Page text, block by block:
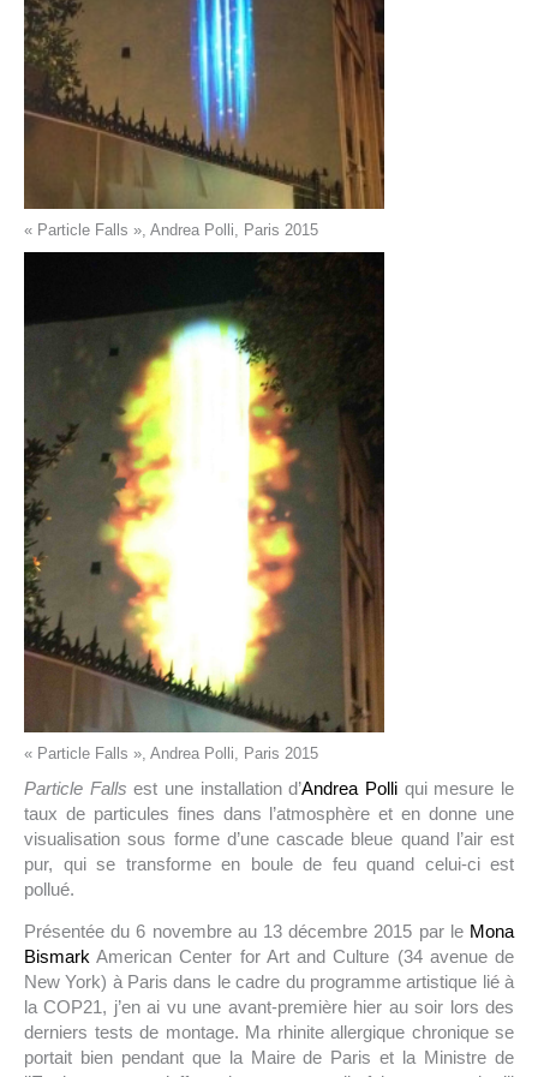
« Particle Falls », Andrea Polli, Paris 2015
« Particle Falls », Andrea Polli, Paris 2015
Particle Falls est une installation d’Andrea Polli qui mesure le
taux de particules fines dans l’atmosphère et en donne une
visualisation sous forme d’une cascade bleue quand l’air est
pur, qui se transforme en boule de feu quand celui-ci est
pollué.
Présentée du 6 novembre au 13 décembre 2015 par le Mona
Bismark American Center for Art and Culture (34 avenue de
New York) à Paris dans le cadre du programme artistique lié à
la COP21, j’en ai vu une avant-première hier au soir lors des
derniers tests de montage. Ma rhinite allergique chronique se
portait bien pendant que la Maire de Paris et la Ministre de